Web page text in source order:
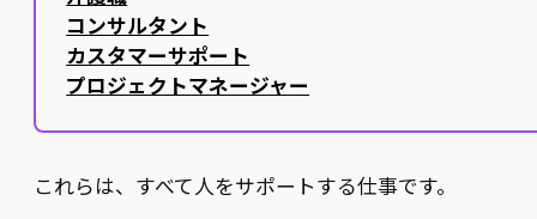
コンサルタント
カスタマーサポート
プロジェクトマネージャー
これらは、すべて人をサポートする仕事です。